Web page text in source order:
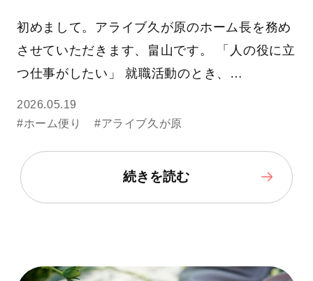
初めまして。アライブ久が原のホーム長を務め
させていただきます、畠山です。 「人の役に立
つ仕事がしたい」 就職活動のとき、…
2026.05.19
#ホーム便り
#アライブ久が原
続きを読む